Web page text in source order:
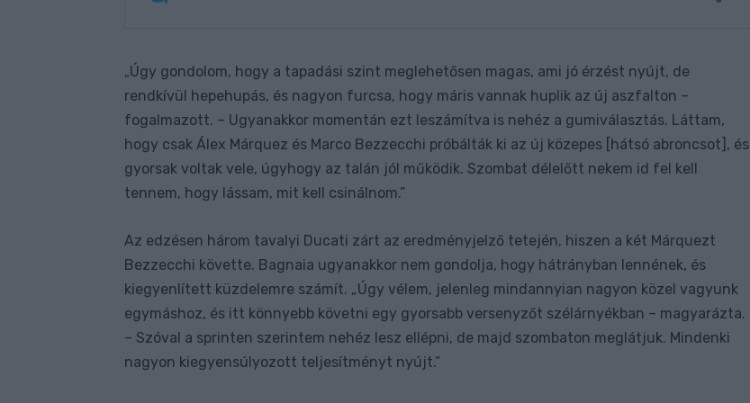
„Úgy gondolom, hogy a tapadási szint meglehetősen magas, ami jó érzést nyújt, de
rendkívül hepehupás, és nagyon furcsa, hogy máris vannak huplik az új aszfalton –
fogalmazott. – Ugyanakkor momentán ezt leszámítva is nehéz a gumiválasztás. Láttam,
hogy csak Álex Márquez és Marco Bezzecchi próbálták ki az új közepes [hátsó abroncsot], és
gyorsak voltak vele, úgyhogy az talán jól működik. Szombat délelőtt nekem id fel kell
tennem, hogy lássam, mit kell csinálnom.”
Az edzésen három tavalyi Ducati zárt az eredményjelző tetején, hiszen a két Márquezt
Bezzecchi követte. Bagnaia ugyanakkor nem gondolja, hogy hátrányban lennének, és
kiegyenlített küzdelemre számít. „Úgy vélem, jelenleg mindannyian nagyon közel vagyunk
egymáshoz, és itt könnyebb követni egy gyorsabb versenyzőt szélárnyékban – magyarázta.
– Szóval a sprinten szerintem nehéz lesz ellépni, de majd szombaton meglátjuk. Mindenki
nagyon kiegyensúlyozott teljesítményt nyújt.”